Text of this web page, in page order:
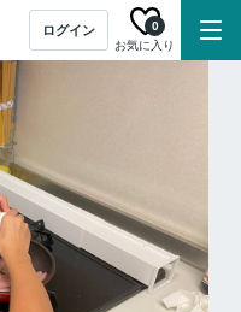
ログイン
お気に入り
0